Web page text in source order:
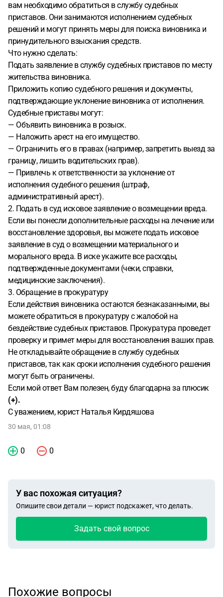
вам необходимо обратиться в службу судебных
приставов. Они занимаются исполнением судебных
решений и могут принять меры для поиска виновника и
принудительного взыскания средств.
Что нужно сделать:
Подать заявление в службу судебных приставов по месту
жительства виновника.
Приложить копию судебного решения и документы,
подтверждающие уклонение виновника от исполнения.
Судебные приставы могут:
— Объявить виновника в розыск.
— Наложить арест на его имущество.
— Ограничить его в правах (например, запретить выезд за
границу, лишить водительских прав).
— Привлечь к ответственности за уклонение от
исполнения судебного решения (штраф,
административный арест).
2. Подать в суд исковое заявление о возмещении вреда.
Если вы понесли дополнительные расходы на лечение или
восстановление здоровья, вы можете подать исковое
заявление в суд о возмещении материального и
морального вреда. В иске укажите все расходы,
подтвержденные документами (чеки, справки,
медицинские заключения).
3. Обращение в прокуратуру
Если действия виновника остаются безнаказанными, вы
можете обратиться в прокуратуру с жалобой на
бездействие судебных приставов. Прокуратура проведет
проверку и примет меры для восстановления ваших прав.
Не откладывайте обращение в службу судебных
приставов, так как сроки исполнения судебного решения
могут быть ограничены.
Если мой ответ Вам полезен, буду благодарна за плюсик
(+).
С уважением, юрист Наталья Кирдяшова
30 мая, 01:08
0 0
У вас похожая ситуация?
Опишите свои детали — юрист подскажет, что делать.
Задать свой вопрос
Похожие вопросы